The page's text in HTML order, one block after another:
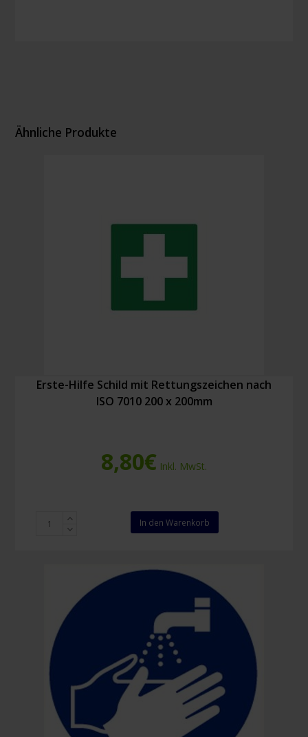
Ähnliche Produkte
Erste-Hilfe Schild mit Rettungszeichen nach
ISO 7010 200 x 200mm
8,80€ Inkl. MwSt.
200mm
In den Warenkorb